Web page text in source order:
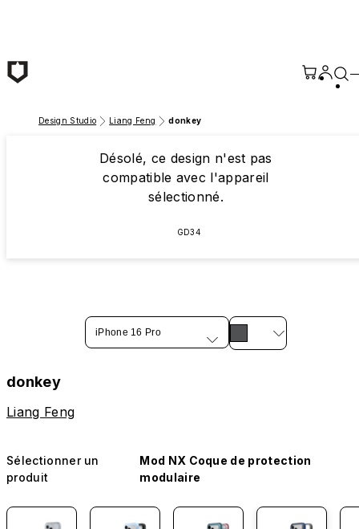
Design Studio Liang Feng donkey
Désolé, ce design n'est pas
compatible avec l'appareil
sélectionné.
GD34
iPhone 16 Pro
donkey
Liang Feng
Sélectionner un
produit
Mod NX Coque de protection
modulaire